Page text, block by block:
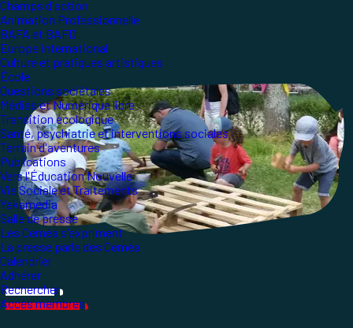
Champs d'action
Animation Professionnelle
BAFA et BAFD
Europe international
Culture et pratiques artistiques
École
Questions sociétales
Médias et Numérique libre
Transition écologique
Santé, psychiatrie et interventions sociales
Terrain d'aventures
Publications
Vers l'Éducation Nouvelle
Vie Sociale et Traitements
Yakamedia
Salle de presse
Les Ceméa s'expriment
La presse parle des Ceméa
Calendrier
Adhérer
Rechercher
Accès membres